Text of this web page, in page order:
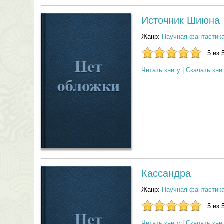
Источник Шиюна
Жанр: Научная
5 из
Читать книгу| Скачать
Кассандра
Жанр: Научная
5 из